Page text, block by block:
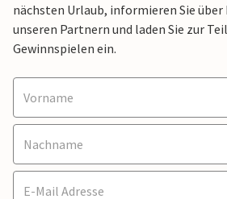
nächsten Urlaub, informieren Sie
unseren Partnern und laden Sie zur
Gewinnspielen ein.